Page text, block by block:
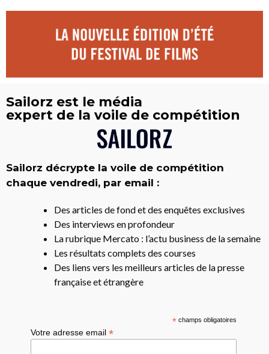
Sailorz est le média
expert de la voile de compétition
Sailorz décrypte la voile de compétition
chaque vendredi, par email :
Des articles de fond et des enquêtes exclusives
Des interviews en profondeur
La rubrique Mercato : l’actu business de la semaine
Les résultats complets des courses
Des liens vers les meilleurs articles de la presse
française et étrangère
*champs obligatoires
Votre adresse email*